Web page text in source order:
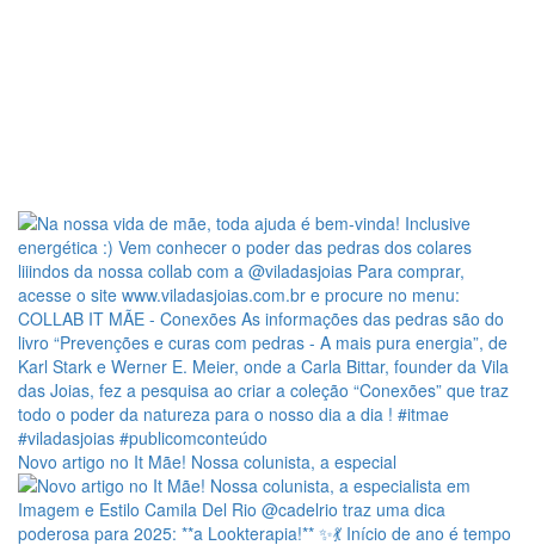
Novo artigo no It Mãe! Nossa colunista, a especial